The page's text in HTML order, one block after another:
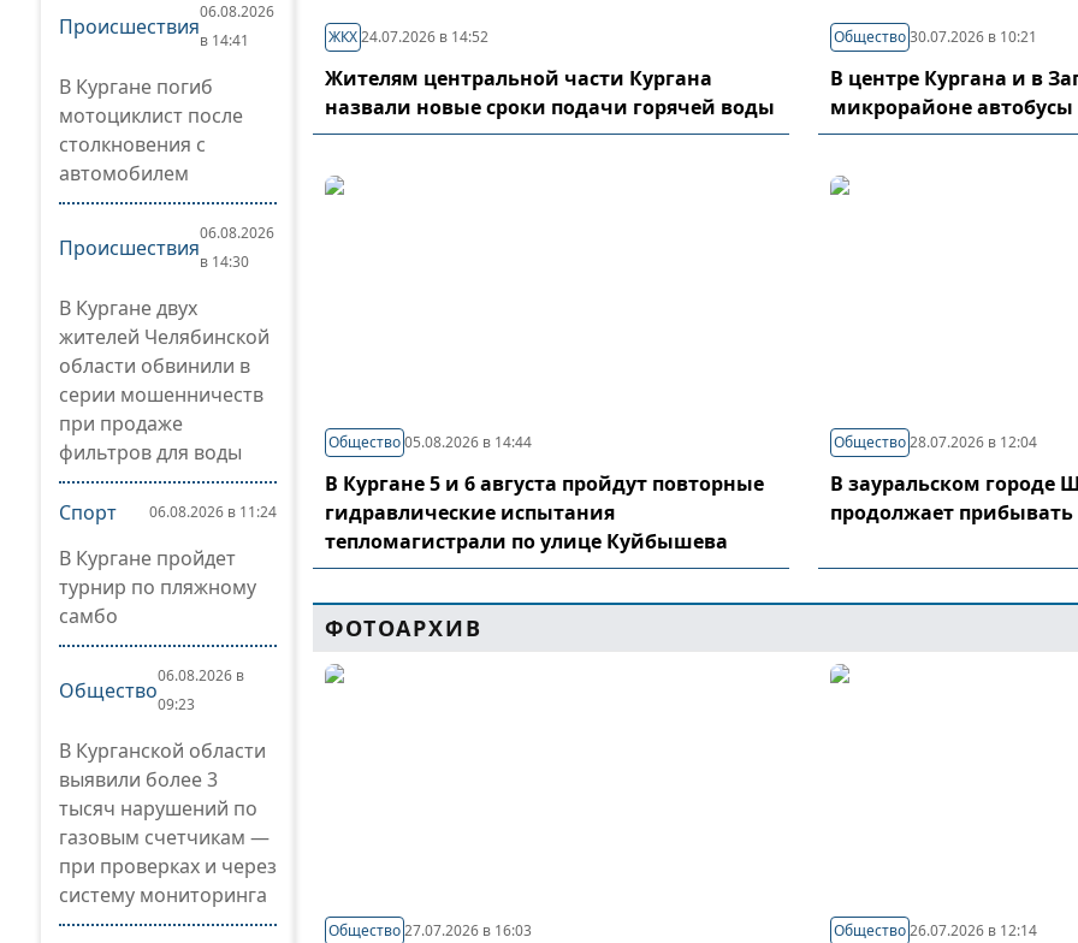
Происшествия
06.08.2026
в 14:41
В Кургане погиб
мотоциклист после
столкновения с
автомобилем
Происшествия
06.08.2026
в 14:30
В Кургане двух
жителей Челябинской
области обвинили в
серии мошенничеств
при продаже
фильтров для воды
Спорт 06.08.2026 в 11:24
В Кургане пройдет
турнир по пляжному
самбо
Общество
06.08.2026 в
09:23
В Курганской области
выявили более 3
тысяч нарушений по
газовым счетчикам —
при проверках и через
систему мониторинга
ЖКХ24.07.2026 в 14:52
Жителям центральной части Кургана
назвали новые сроки подачи горячей воды
Общество 30.07.2026 в 10:21
В центре Кургана и в
микрорайоне
Общество05.08.2026 в 14:44
В Кургане 5 и 6 августа пройдут повторные
гидравлические испытания
тепломагистрали по улице Куйбышева
Общество 28.07.2026 в 12:04
В зауральском городе
продолжает прибывать
ФОТОАРХИВ
Общество27.07.2026 в 16:03 Общество 26.07.2026 в 12:14